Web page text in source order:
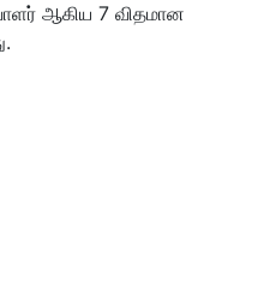
ஆகிய 7 விதமான